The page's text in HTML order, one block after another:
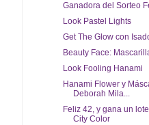
Ganadora del Sorteo
Look Pastel Lights
Get The Glow con
Beauty Face:
Look Fooling Hanami
Hanami Flower y
Deborah Mila...
Feliz 42, y gana un
City Color